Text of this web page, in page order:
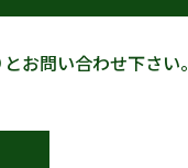
お問い合わせ下さい。